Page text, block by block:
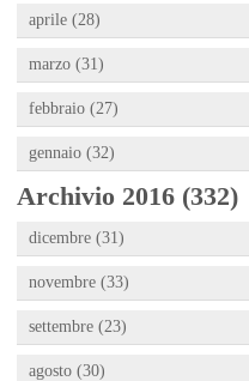
aprile (28)
marzo (31)
febbraio (27)
gennaio (32)
Archivio 2016 (332)
dicembre (31)
novembre (33)
settembre (23)
agosto (30)